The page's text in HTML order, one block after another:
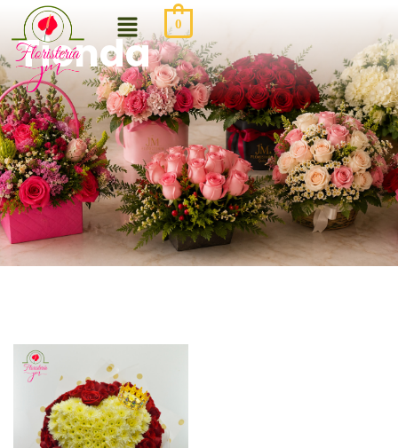
0
TiendaBe the first to review “Arreglo
Corazón Real”
Tu dirección de correo electrónico no será publicada.
Los campos obligatorios están marcados con*
Your rating